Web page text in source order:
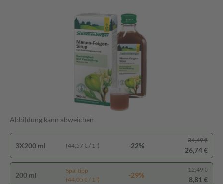
Abbildung kann abweichen
3X200 ml (44,57 € / 1 l) -22%
34,49 €
26,74 €
200 ml
Spartipp
(44,05 € / 1 l)
-29%
12,49 €
8,81 €